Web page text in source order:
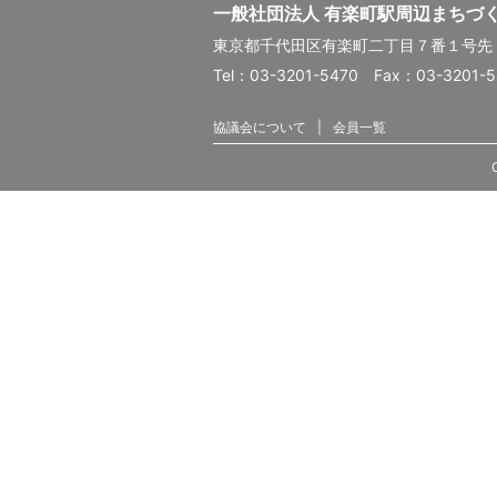
一般社団法人 有楽町駅周辺まちづ
東京都千代田区有楽町二丁目７番１号
Tel：03-3201-5470 Fax：03-3201-
協議会について 会員一覧